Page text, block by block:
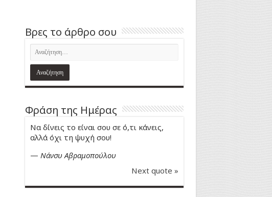
Βρες το άρθρο σου
Φράση της Ημέρας
Να δίνεις το είναι σου σε ό,τι κάνεις,
αλλά όχι τη ψυχή σου!
— Νάνσυ Αβραμοπούλου
Next quote »